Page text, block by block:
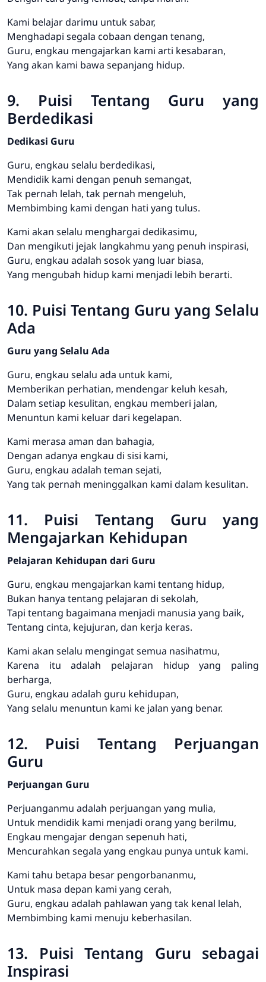
Kami belajar darimu untuk sabar,
Menghadapi segala cobaan dengan tenang,
Guru, engkau mengajarkan kami arti kesabaran,
Yang akan kami bawa sepanjang hidup.
9. Puisi Tentang Guru yang
Berdedikasi
Dedikasi Guru
Guru, engkau selalu berdedikasi,
Mendidik kami dengan penuh semangat,
Tak pernah lelah, tak pernah mengeluh,
Membimbing kami dengan hati yang tulus.
Kami akan selalu menghargai dedikasimu,
Dan mengikuti jejak langkahmu yang penuh inspirasi,
Guru, engkau adalah sosok yang luar biasa,
Yang mengubah hidup kami menjadi lebih berarti.
10. Puisi Tentang Guru yang Selalu
Ada
Guru yang Selalu Ada
Guru, engkau selalu ada untuk kami,
Memberikan perhatian, mendengar keluh kesah,
Dalam setiap kesulitan, engkau memberi jalan,
Menuntun kami keluar dari kegelapan.
Kami merasa aman dan bahagia,
Dengan adanya engkau di sisi kami,
Guru, engkau adalah teman sejati,
Yang tak pernah meninggalkan kami dalam kesulitan.
11. Puisi Tentang Guru yang
Mengajarkan Kehidupan
Pelajaran Kehidupan dari Guru
Guru, engkau mengajarkan kami tentang hidup,
Bukan hanya tentang pelajaran di sekolah,
Tapi tentang bagaimana menjadi manusia yang baik,
Tentang cinta, kejujuran, dan kerja keras.
Kami akan selalu mengingat semua nasihatmu,
Karena itu adalah pelajaran hidup yang paling
berharga,
Guru, engkau adalah guru kehidupan,
Yang selalu menuntun kami ke jalan yang benar.
12. Puisi Tentang Perjuangan
Guru
Perjuangan Guru
Perjuanganmu adalah perjuangan yang mulia,
Untuk mendidik kami menjadi orang yang berilmu,
Engkau mengajar dengan sepenuh hati,
Mencurahkan segala yang engkau punya untuk kami.
Kami tahu betapa besar pengorbananmu,
Untuk masa depan kami yang cerah,
Guru, engkau adalah pahlawan yang tak kenal lelah,
Membimbing kami menuju keberhasilan.
13. Puisi Tentang Guru sebagai
Inspirasi